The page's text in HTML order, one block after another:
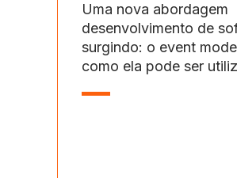
Uma nova abordagem
desenvolvimento de
surgindo: o event
como ela pode ser